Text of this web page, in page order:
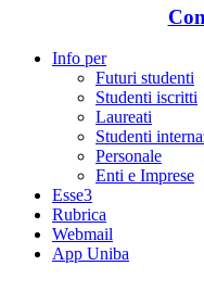
Info per
Futuri studenti
Studenti iscritti
Laureati
Studenti
Personale
Enti e Imprese
Esse3
Rubrica
Webmail
App Uniba